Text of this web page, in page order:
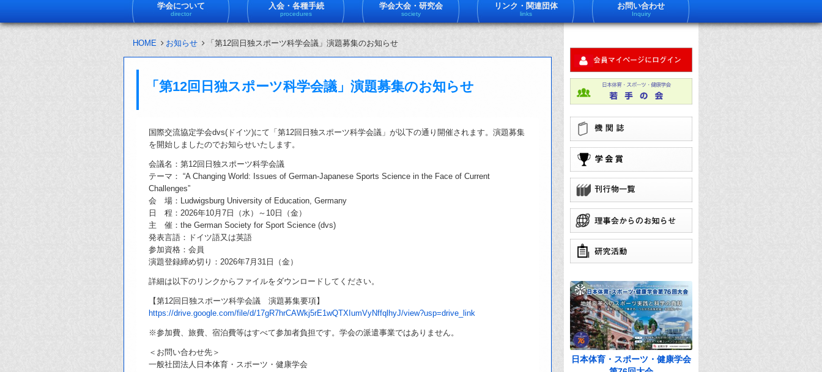
育
学会について
director
入会・各種手続
procedures
学会大会・研究会
society
リンク・関連団体
links
お問い合わせ
Inquiry
HOME お知らせ 「第12回日独スポーツ科学会議」演題募集のお知らせ
「第12回日独スポーツ科学会議」演題募集のお知らせ
国際交流協定学会dvs(ドイツ)にて「第12回日独スポーツ科学会議」が以下の通り開催されます。演題募集
を開始しましたのでお知らせいたします。
会議名：第12回日独スポーツ科学会議
テーマ： “A Changing World: Issues of German-Japanese Sports Science in the Face of Current
Challenges”
会 場：Ludwigsburg University of Education, Germany
日 程：2026年10月7日（水）～10日（金）
主 催：the German Society for Sport Science (dvs)
発表言語：ドイツ語又は英語
参加資格：会員
演題登録締め切り：2026年7月31日（金）
詳細は以下のリンクからファイルをダウンロードしてください。
【第12回日独スポーツ科学会議 演題募集要項】
https://drive.google.com/file/d/17gR7hrCAWkj5rE1wQTXIumVyNffqlhyJ/view?usp=drive_link
※参加費、旅費、宿泊費等はすべて参加者負担です。学会の派遣事業ではありません。
＜お問い合わせ先＞
一般社団法人日本体育・スポーツ・健康学会
日本体育・スポーツ・健康学会